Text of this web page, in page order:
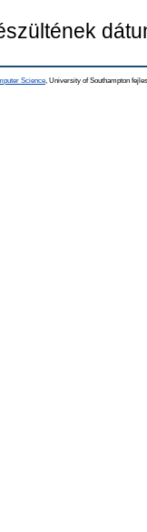
Science , University of Southampton